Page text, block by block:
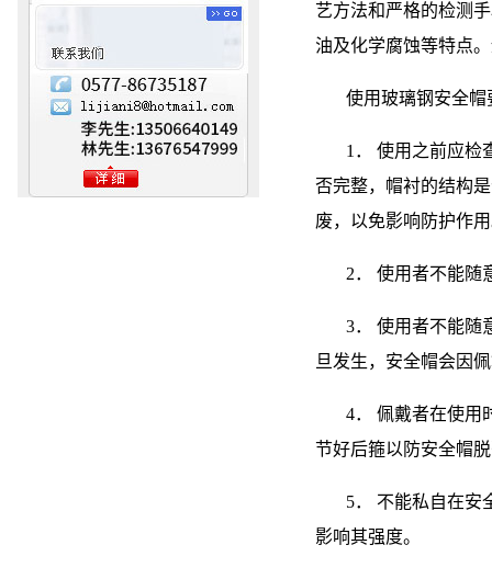
艺方法和严格的检测
油及化学腐蚀等特点
使用玻璃钢安全帽
1． 使用之前应检查
否完整，帽衬的结构
废，以免影响防护作
2． 使用者不能随意
3． 使用者不能随意
旦发生，安全帽会因
4． 佩戴者在使用
节好后箍以防安全帽
5． 不能私自在安全
影响其强度。